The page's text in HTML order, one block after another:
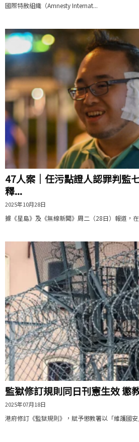
國際特赦組織（Amnesty Internat...
47人案｜任污點證人認罪判監
釋...
2025年10月28日
據《星島》及《無線新聞》周二（28日）報道，
監獄修訂規則同日刊憲生效 懲
2025年07月18日
港府修訂《監獄規則》，賦予懲教署以「維護國安